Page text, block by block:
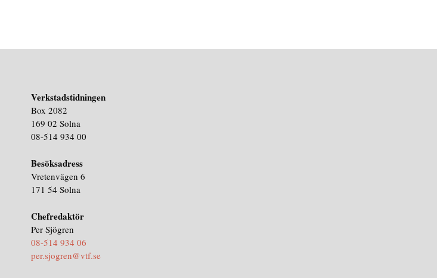
Verkstadstidningen
Box 2082
169 02 Solna
08-514 934 00
Besöksadress
Vretenvägen 6
171 54 Solna
Chefredaktör
Per Sjögren
08-514 934 06
per.sjogren@vtf.se